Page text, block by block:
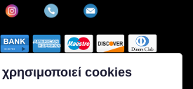
εταιρείας
cookies